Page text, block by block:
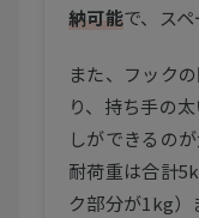
納可能で、スペ
また、フック
り、持ち手の
しができるの
耐荷重は合計
ク部分が1kg）